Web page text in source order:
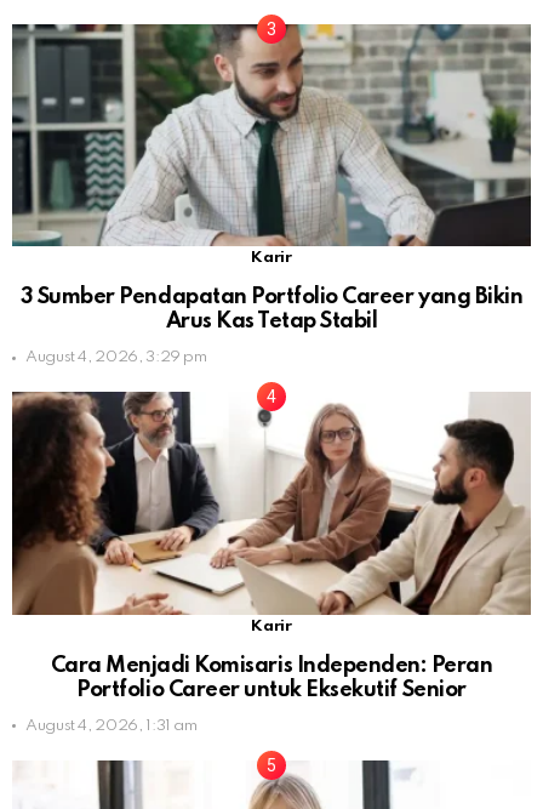
Karir
3 Sumber Pendapatan Portfolio Career yang Bikin
Arus Kas Tetap Stabil
August 4, 2026, 3:29 pm
Karir
Cara Menjadi Komisaris Independen: Peran
Portfolio Career untuk Eksekutif Senior
August 4, 2026, 1:31 am